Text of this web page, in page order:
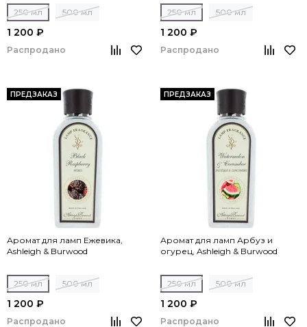
250 мл 500 мл
1 200 ₽
Распродано
250 мл 500 мл
1 200 ₽
Распродано
ПРЕДЗАКАЗ
Аромат для ламп Ежевика,
Ashleigh & Burwood
250 мл 500 мл
1 200 ₽
Распродано
ПРЕДЗАКАЗ
Аромат для ламп Арбуз и
огурец, Ashleigh & Burwood
250 мл 500 мл
1 200 ₽
Распродано